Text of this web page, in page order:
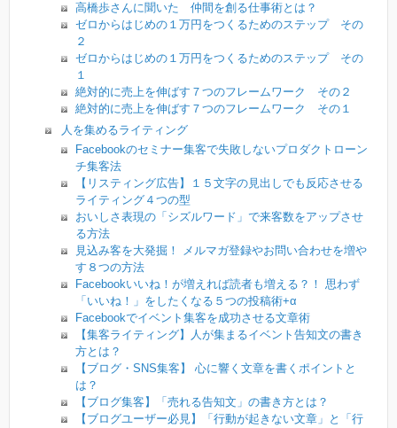
高橋歩さんに聞いた 仲間を創る仕事術とは？
ゼロからはじめの１万円をつくるためのステップ その
２
ゼロからはじめの１万円をつくるためのステップ その
１
絶対的に売上を伸ばす７つのフレームワーク その２
絶対的に売上を伸ばす７つのフレームワーク その１
人を集めるライティング
Facebookのセミナー集客で失敗しないプロダクトローン
チ集客法
【リスティング広告】１５文字の見出しでも反応させる
ライティング４つの型
おいしさ表現の「シズルワード」で来客数をアップさせ
る方法
見込み客を大発掘！ メルマガ登録やお問い合わせを増や
す８つの方法
Facebookいいね！が増えれば読者も増える？！ 思わず
「いいね！」をしたくなる５つの投稿術+α
Facebookでイベント集客を成功させる文章術
【集客ライティング】人が集まるイベント告知文の書き
方とは？
【ブログ・SNS集客】 心に響く文章を書くポイントと
は？
【ブログ集客】「売れる告知文」の書き方とは？
【ブログユーザー必見】「行動が起きない文章」と「行